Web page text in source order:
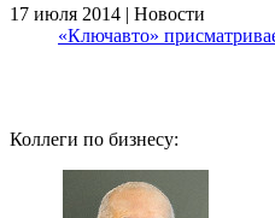
17 июля 2014 | Новости
«Ключавто»
Коллеги по бизнесу: